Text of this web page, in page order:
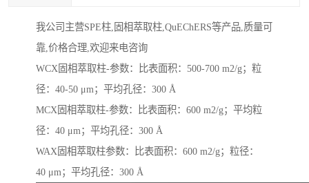
我公司主营SPE柱,固相萃取柱,QuEChERS等产品,质量可
靠,价格合理,欢迎来电咨询
WCX固相萃取柱-参数：比表面积：500-700 m2/g；粒
径：40-50 μm；平均孔径：300 Å
MCX固相萃取柱-参数：比表面积：600 m2/g；平均粒
径：40 μm；平均孔径：300 Å
WAX固相萃取柱参数：比表面积：600 m2/g；粒径：
40 μm；平均孔径：300 Å